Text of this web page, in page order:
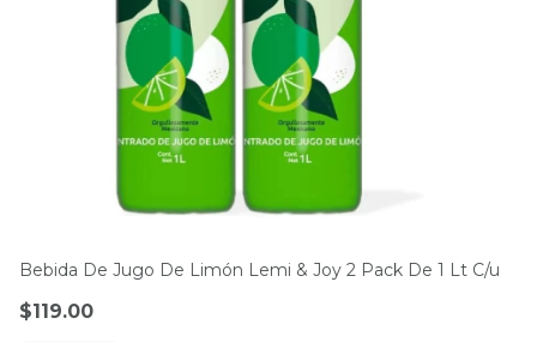
Bebida De Jugo De Limón Lemi & Joy 2 Pack De 1 Lt C/u
$119.00